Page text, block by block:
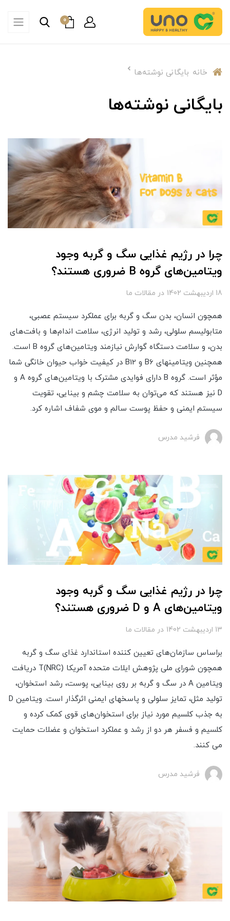
0
خانه بایگانی نوشته‌ها
بایگانی نوشته‌ها
چرا در رژیم غذایی سگ و گربه وجود
ویتامین‌های گروه B ضروری هستند؟
18 ارديبهشت 1402 در مقالات ما
همچون انسان، بدن سگ و گربه برای عملکرد سیستم عصبی،
متابولیسم سلولی، رشد و تولید انرژی، سلامت اندام‌ها و بافت‌های
بدن، و سلامت دستگاه گوارش نیازمند ویتامین‌های گروه B است.
همچنین ویتامین­های B6 و B12 در کیفیت خواب حیوان خانگی شما
مؤثر است. گروه B دارای فوایدی مشترک با ویتامین‌های گروه A و
D نیز هستند که می‌توان به سلامت چشم و بینایی، تقویت
سیستم ایمنی و حفظ پوست سالم و موی شفاف اشاره کرد.
فرشید مدرس
چرا در رژیم غذایی سگ و گربه وجود
ویتامین‌های A و D ضروری هستند؟
13 ارديبهشت 1402 در مقالات ما
براساس سازمان‌های تعیین کننده استاندارد غذای سگ و گربه
همچون شورای ملی پژوهش ایلات متحده آمریکا (NRC)T دریافت
ویتامین A در سگ و گربه بر روی بینایی، پوست، رشد استخوان،
تولید مثل، تمایز سلولی و پاسخ­های ایمنی اثرگذار است. ویتامین D
به جذب کلسیم مورد نیاز برای استخوان‌های قوی کمک کرده و
کلسیم و فسفر هر دو از رشد و عملکرد استخوان و عضلات حمایت
می کنند.
فرشید مدرس